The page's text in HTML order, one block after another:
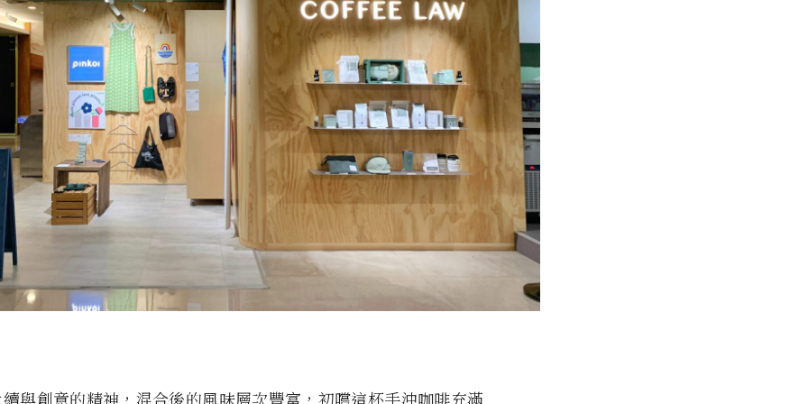
與創意的精神，混合後的風味層次豐富，初嚐這杯手沖咖啡充滿